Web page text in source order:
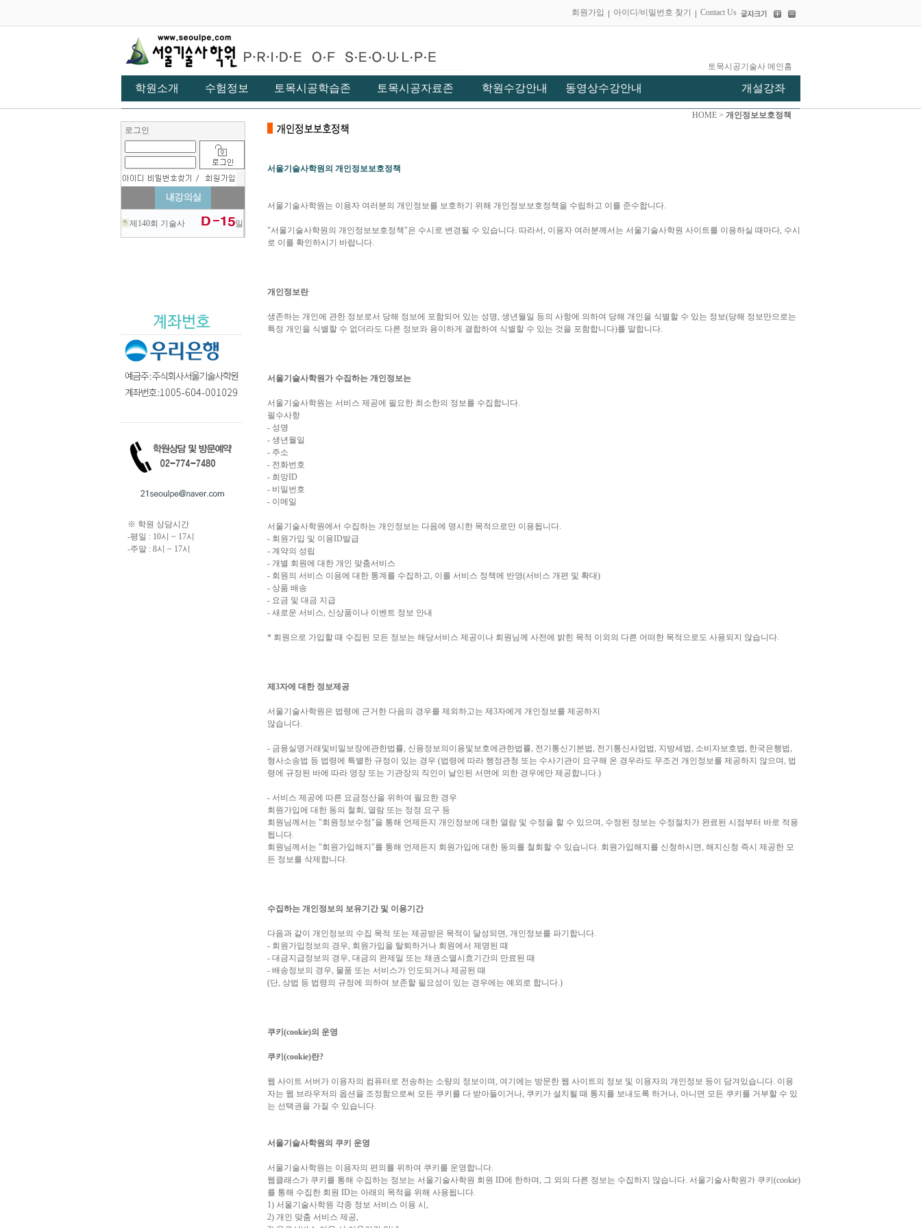
회원가입 아이디/비밀번호 찾기 Contact Us
토목시공기술사 메인홈
학원소개 수험정보 토목시공학습존 토목시공자료존 학원수강안내 동영상수강안내 개설강좌
HOME > 개인정보보호정책
로그인
제140회 기술사 일
※ 학원 상담시간
-평일 : 10시 ~ 17시
-주말 : 8시 ~ 17시
서울기술사학원의 개인정보보호정책
서울기술사학원는 이용자 여러분의 개인정보를 보호하기 위해 개인정보보호정책을 수립하고 이를 준수합니다.
"서울기술사학원의 개인정보보호정책"은 수시로 변경될 수 있습니다. 따라서, 이용자 여러분께서는 서울기술사학원 사이트를 이용하실 때마다, 수시
로 이를 확인하시기 바랍니다.
개인정보란
생존하는 개인에 관한 정보로서 당해 정보에 포함되어 있는 성명, 생년월일 등의 사항에 의하여 당해 개인을 식별할 수 있는 정보(당해 정보만으로는
특정 개인을 식별할 수 없더라도 다른 정보와 용이하게 결합하여 식별할 수 있는 것을 포함합니다)를 말합니다.
서울기술사학원가 수집하는 개인정보는
서울기술사학원는 서비스 제공에 필요한 최소한의 정보를 수집합니다.
필수사항
- 성명
- 생년월일
- 주소
- 전화번호
- 희망ID
- 비밀번호
- 이메일
서울기술사학원에서 수집하는 개인정보는 다음에 명시한 목적으로만 이용됩니다.
- 회원가입 및 이용ID발급
- 계약의 성립
- 개별 회원에 대한 개인 맞춤서비스
- 회원의 서비스 이용에 대한 통계를 수집하고, 이를 서비스 정책에 반영(서비스 개편 및 확대)
- 상품 배송
- 요금 및 대금 지급
- 새로운 서비스, 신상품이나 이벤트 정보 안내
* 회원으로 가입할 때 수집된 모든 정보는 해당서비스 제공이나 회원님께 사전에 밝힌 목적 이외의 다른 어떠한 목적으로도 사용되지 않습니다.
제3자에 대한 정보제공
서울기술사학원은 법령에 근거한 다음의 경우를 제외하고는 제3자에게 개인정보를 제공하지
않습니다.
- 금융실명거래및비밀보장에관한법률, 신용정보의이용및보호에관한법률, 전기통신기본법, 전기통신사업법, 지방세법, 소비자보호법, 한국은행법,
형사소송법 등 법령에 특별한 규정이 있는 경우 (법령에 따라 행정관청 또는 수사기관이 요구해 온 경우라도 무조건 개인정보를 제공하지 않으며, 법
령에 규정된 바에 따라 영장 또는 기관장의 직인이 날인된 서면에 의한 경우에만 제공합니다.)
- 서비스 제공에 따른 요금정산을 위하여 필요한 경우
회원가입에 대한 동의 철회, 열람 또는 정정 요구 등
회원님께서는 "회원정보수정"을 통해 언제든지 개인정보에 대한 열람 및 수정을 할 수 있으며, 수정된 정보는 수정절차가 완료된 시점부터 바로 적용
됩니다.
회원님께서는 "회원가입해지"를 통해 언제든지 회원가입에 대한 동의를 철회할 수 있습니다. 회원가입해지를 신청하시면, 해지신청 즉시 제공한 모
든 정보를 삭제합니다.
수집하는 개인정보의 보유기간 및 이용기간
다음과 같이 개인정보의 수집 목적 또는 제공받은 목적이 달성되면, 개인정보를 파기합니다.
- 회원가입정보의 경우, 회원가입을 탈퇴하거나 회원에서 제명된 때
- 대금지급정보의 경우, 대금의 완제일 또는 채권소멸시효기간의 만료된 때
- 배송정보의 경우, 물품 또는 서비스가 인도되거나 제공된 때
(단, 상법 등 법령의 규정에 의하여 보존할 필요성이 있는 경우에는 예외로 합니다.)
쿠키(cookie)의 운영
쿠키(cookie)란?
웹 사이트 서버가 이용자의 컴퓨터로 전송하는 소량의 정보이며, 여기에는 방문한 웹 사이트의 정보 및 이용자의 개인정보 등이 담겨있습니다. 이용
자는 웹 브라우저의 옵션을 조정함으로써 모든 쿠키를 다 받아들이거나, 쿠키가 설치될 때 통지를 보내도록 하거나, 아니면 모든 쿠키를 거부할 수 있
는 선택권을 가질 수 있습니다.
서울기술사학원의 쿠키 운영
서울기술사학원는 이용자의 편의를 위하여 쿠키를 운영합니다.
웹클래스가 쿠키를 통해 수집하는 정보는 서울기술사학원 회원 ID에 한하며, 그 외의 다른 정보는 수집하지 않습니다. 서울기술사학원가 쿠키(cookie)
를 통해 수집한 회원 ID는 아래의 목적을 위해 사용됩니다.
1) 서울기술사학원 각종 정보 서비스 이용 시,
2) 개인 맞춤 서비스 제공,